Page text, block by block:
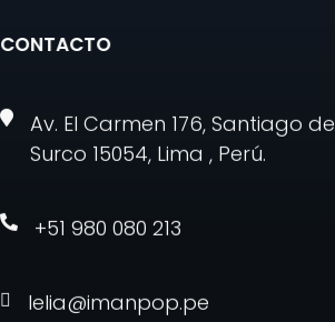
CONTACTO
Av. El Carmen 176, Santiago de
Surco 15054, Lima , Perú.
+51 980 080 213
lelia@imanpop.pe